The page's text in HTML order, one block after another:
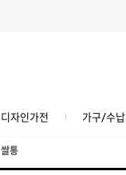
디자인가전 가구/수납
쌀통